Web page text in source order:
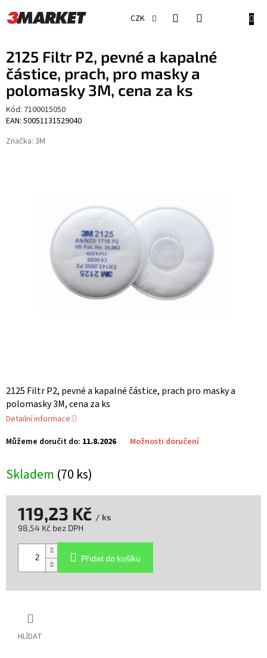
na
obsah
CZK
2125 Filtr P2, pevné a kapalné
částice, prach, pro masky a
polomasky 3M, cena za ks
Kód: 7100015050
EAN: 50051131529040
Značka: 3M
Skladem (70 ks)
Můžeme doručit do: 11.8.2026 Možnosti doručení
2125 Filtr P2, pevné a kapalné částice, prach pro masky a
polomasky 3M, cena za ks
Detailní informace
HLÍDAT
119,23 Kč / ks
98,54 Kč bez DPH
Přidat do košíku